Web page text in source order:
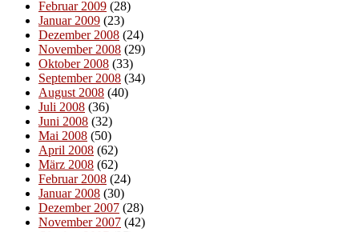
Februar 2009 (28)
Januar 2009 (23)
Dezember 2008 (24)
November 2008 (29)
Oktober 2008 (33)
September 2008 (34)
August 2008 (40)
Juli 2008 (36)
Juni 2008 (32)
Mai 2008 (50)
April 2008 (62)
März 2008 (62)
Februar 2008 (24)
Januar 2008 (30)
Dezember 2007 (28)
November 2007 (42)